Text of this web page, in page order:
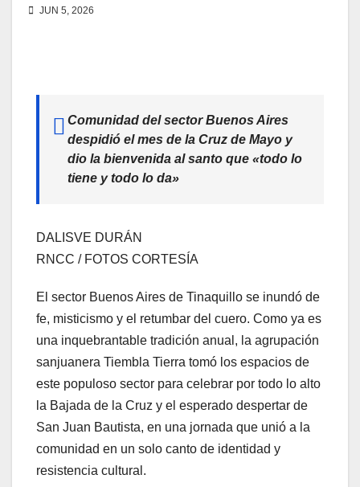
JUN 5, 2026
Comunidad del sector Buenos Aires
despidió el mes de la Cruz de Mayo y
dio la bienvenida al santo que «todo lo
tiene y todo lo da»
DALISVE DURÁN
RNCC / FOTOS CORTESÍA
El sector Buenos Aires de Tinaquillo se inundó de
fe, misticismo y el retumbar del cuero. Como ya es
una inquebrantable tradición anual, la agrupación
sanjuanera Tiembla Tierra tomó los espacios de
este populoso sector para celebrar por todo lo alto
la Bajada de la Cruz y el esperado despertar de
San Juan Bautista, en una jornada que unió a la
comunidad en un solo canto de identidad y
resistencia cultural.